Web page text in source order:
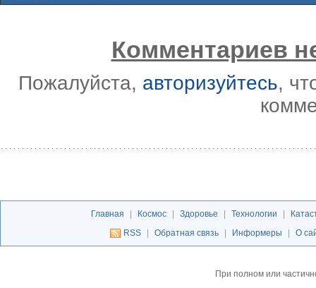
Комментариев
Пожалуйста, авторизуйтесь,
Главная Космос Здоровье Технологии
RSS
Обратная связь Информеры О
При полном или